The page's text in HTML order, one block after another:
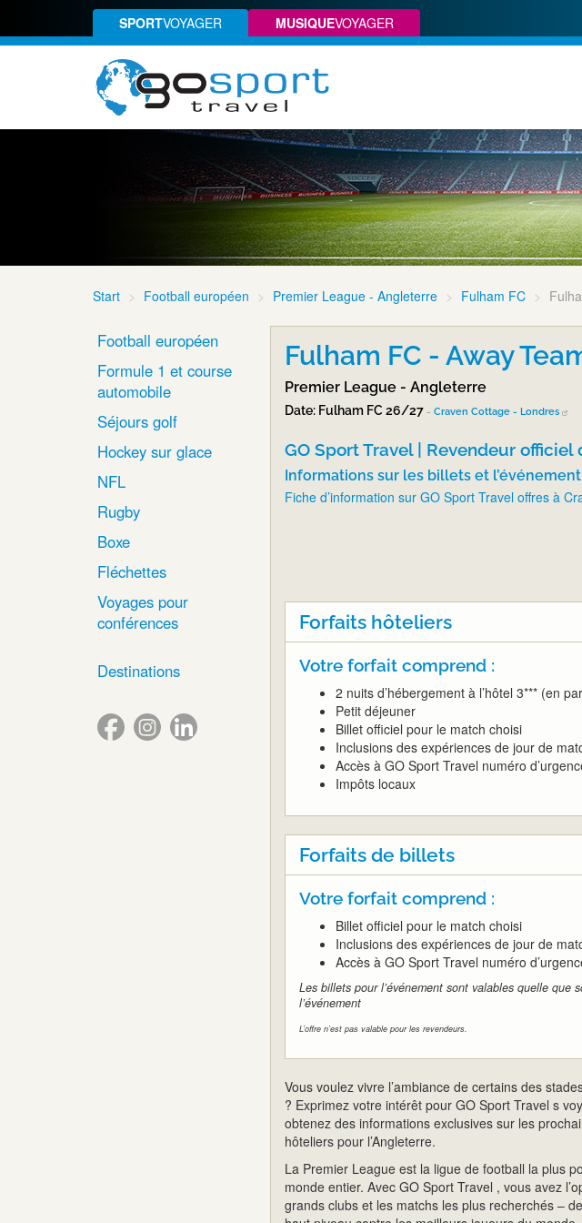
SPORTVOYAGER MUSIQUEVOYAGER
Start Football européen Premier League - Angleterre Fulham FC
Football européen
Formule 1 et course
automobile
Séjours golf
Hockey sur glace
NFL
Rugby
Boxe
Fléchettes
Voyages pour
conférences
Destinations
Fulham FC - Away
Premier League - Angleterre
Date: Fulham FC 26/27 - Craven Cottage - Londres
GO Sport Travel | Revendeur
Informations sur les billets et l’événement
Fiche d’information sur GO Sport Travel offres à
Forfaits hôteliers
Votre forfait comprend :
2 nuits d’hébergement à l’hôtel 3*** (en
Petit déjeuner
Billet officiel pour le match choisi
Inclusions des expériences de jour de
Accès à GO Sport Travel numéro
Impôts locaux
Forfaits de billets
Votre forfait comprend :
Billet officiel pour le match choisi
Inclusions des expériences de jour de
Accès à GO Sport Travel numéro
Les billets pour l’événement sont valables quelle que
l’événement
L’offre n’est pas valable pour les revendeurs.
Vous voulez vivre l’ambiance de certains des
? Exprimez votre intérêt pour GO Sport Travel s
obtenez des informations exclusives sur les
hôteliers pour l’Angleterre.
La Premier League est la ligue de football la plus
monde entier. Avec GO Sport Travel , vous avez
grands clubs et les matchs les plus recherchés –